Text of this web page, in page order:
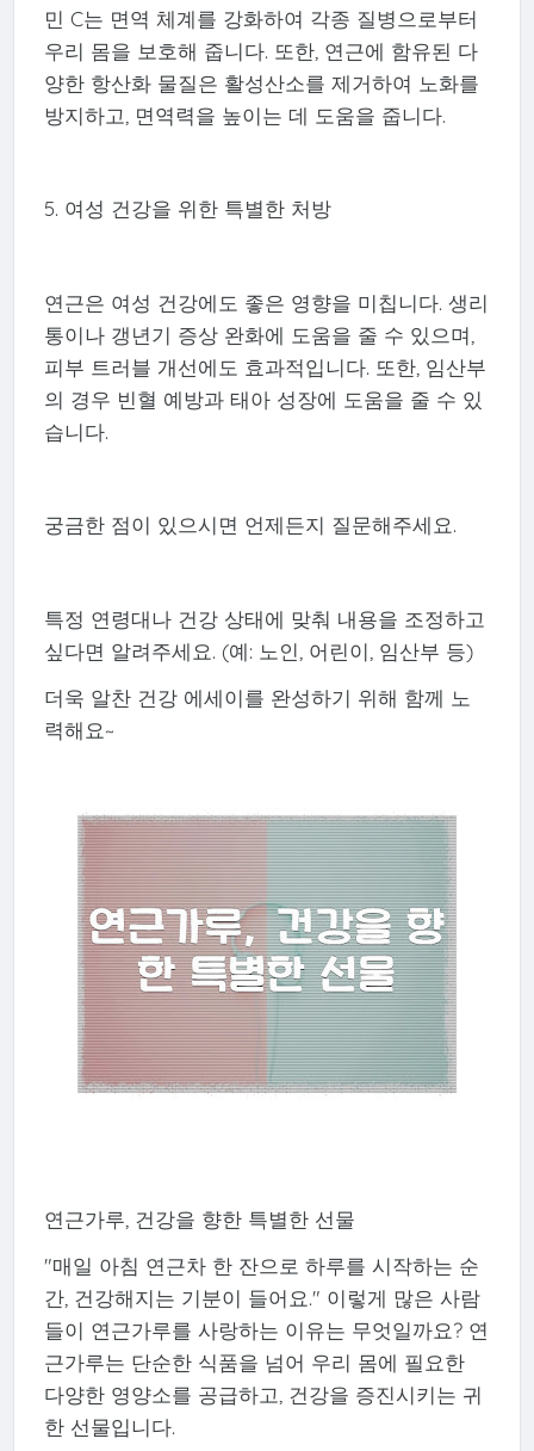
민 C는 면역 체계를 강화하여 각종 질병으로부터
우리 몸을 보호해 줍니다. 또한, 연근에 함유된 다
양한 항산화 물질은 활성산소를 제거하여 노화를
방지하고, 면역력을 높이는 데 도움을 줍니다.
5. 여성 건강을 위한 특별한 처방
연근은 여성 건강에도 좋은 영향을 미칩니다. 생리
통이나 갱년기 증상 완화에 도움을 줄 수 있으며,
피부 트러블 개선에도 효과적입니다. 또한, 임산부
의 경우 빈혈 예방과 태아 성장에 도움을 줄 수 있
습니다.
궁금한 점이 있으시면 언제든지 질문해주세요.
특정 연령대나 건강 상태에 맞춰 내용을 조정하고
싶다면 알려주세요. (예: 노인, 어린이, 임산부 등)
더욱 알찬 건강 에세이를 완성하기 위해 함께 노
력해요~
연근가루, 건강을 향한 특별한 선물
"매일 아침 연근차 한 잔으로 하루를 시작하는 순
간, 건강해지는 기분이 들어요." 이렇게 많은 사람
들이 연근가루를 사랑하는 이유는 무엇일까요? 연
근가루는 단순한 식품을 넘어 우리 몸에 필요한
다양한 영양소를 공급하고, 건강을 증진시키는 귀
한 선물입니다.